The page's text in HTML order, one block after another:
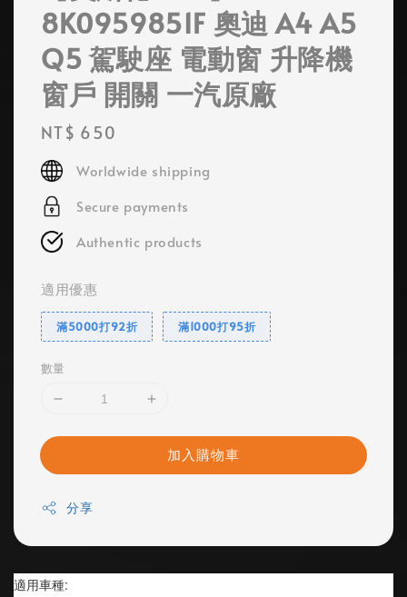
8K0959851F 奧迪 A4 A5
Q5 駕駛座 電動窗 升降機
窗戶 開關 一汽原廠
Regular
price
NT$ 650
Worldwide shipping
Secure payments
Authentic products
適用優惠
滿5000打92折 滿1000打95折
數量
加入購物車
分享
適用車種: